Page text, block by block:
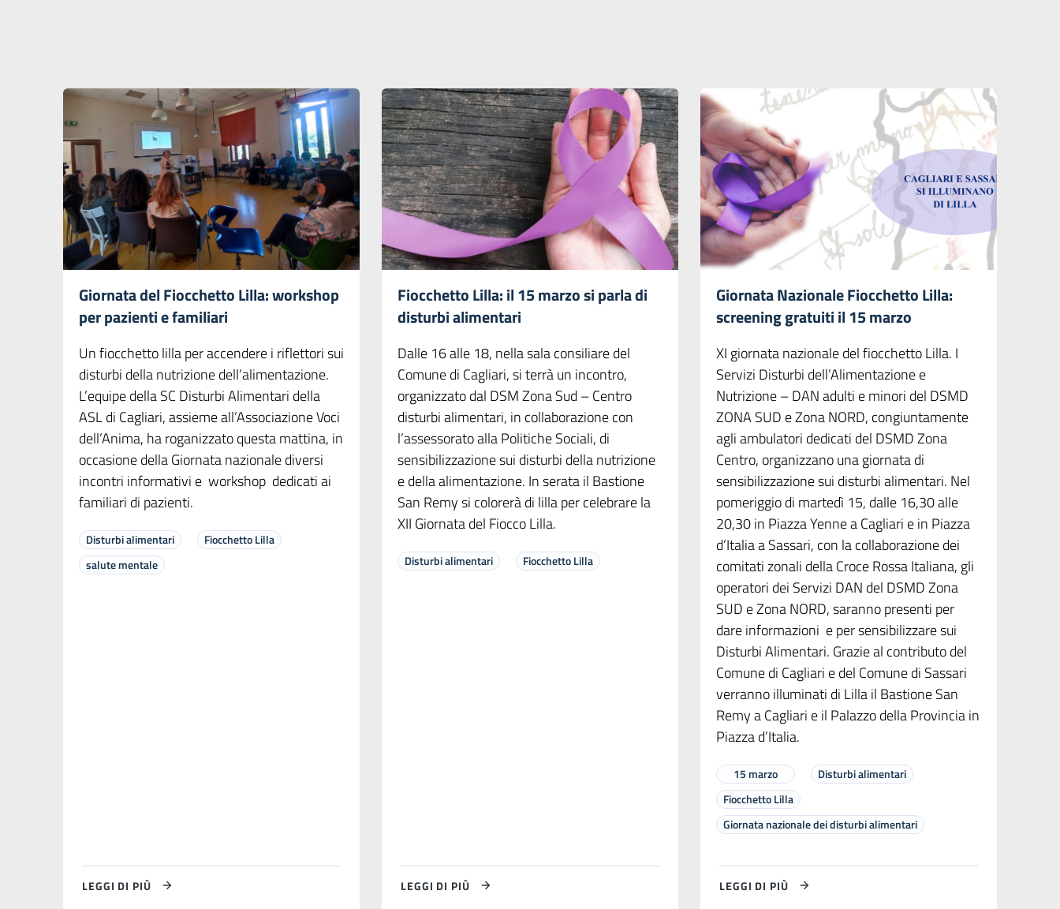
Giornata del Fiocchetto Lilla: workshop
per pazienti e familiari
Un fiocchetto lilla per accendere i riflettori sui
disturbi della nutrizione dell’alimentazione.
L’equipe della SC Disturbi Alimentari della
ASL di Cagliari, assieme all’Associazione Voci
dell’Anima, ha roganizzato questa mattina, in
occasione della Giornata nazionale diversi
incontri informativi e workshop dedicati ai
familiari di pazienti.
Disturbi alimentari
Fiocchetto Lilla
salute mentale
LEGGI DI PIÙ
Fiocchetto Lilla: il 15 marzo si parla di
disturbi alimentari
Dalle 16 alle 18, nella sala consiliare del
Comune di Cagliari, si terrà un incontro,
organizzato dal DSM Zona Sud – Centro
disturbi alimentari, in collaborazione con
l’assessorato alla Politiche Sociali, di
sensibilizzazione sui disturbi della nutrizione
e della alimentazione. In serata il Bastione
San Remy si colorerà di lilla per celebrare la
XII Giornata del Fiocco Lilla.
Disturbi alimentari Fiocchetto Lilla
LEGGI DI PIÙ
Giornata Nazionale Fiocchetto Lilla:
screening gratuiti il 15 marzo
XI giornata nazionale del fiocchetto Lilla. I
Servizi Disturbi dell’Alimentazione e
Nutrizione – DAN adulti e minori del DSMD
ZONA SUD e Zona NORD, congiuntamente
agli ambulatori dedicati del DSMD Zona
Centro, organizzano una giornata di
sensibilizzazione sui disturbi alimentari. Nel
pomeriggio di martedì 15, dalle 16,30 alle
20,30 in Piazza Yenne a Cagliari e in Piazza
d’Italia a Sassari, con la collaborazione dei
comitati zonali della Croce Rossa Italiana, gli
operatori dei Servizi DAN del DSMD Zona
SUD e Zona NORD, saranno presenti per
dare informazioni e per sensibilizzare sui
Disturbi Alimentari. Grazie al contributo del
Comune di Cagliari e del Comune di Sassari
verranno illuminati di Lilla il Bastione San
Remy a Cagliari e il Palazzo della Provincia in
Piazza d’Italia.
15 marzo
Disturbi alimentari
Fiocchetto Lilla
Giornata nazionale dei disturbi alimentari
LEGGI DI PIÙ